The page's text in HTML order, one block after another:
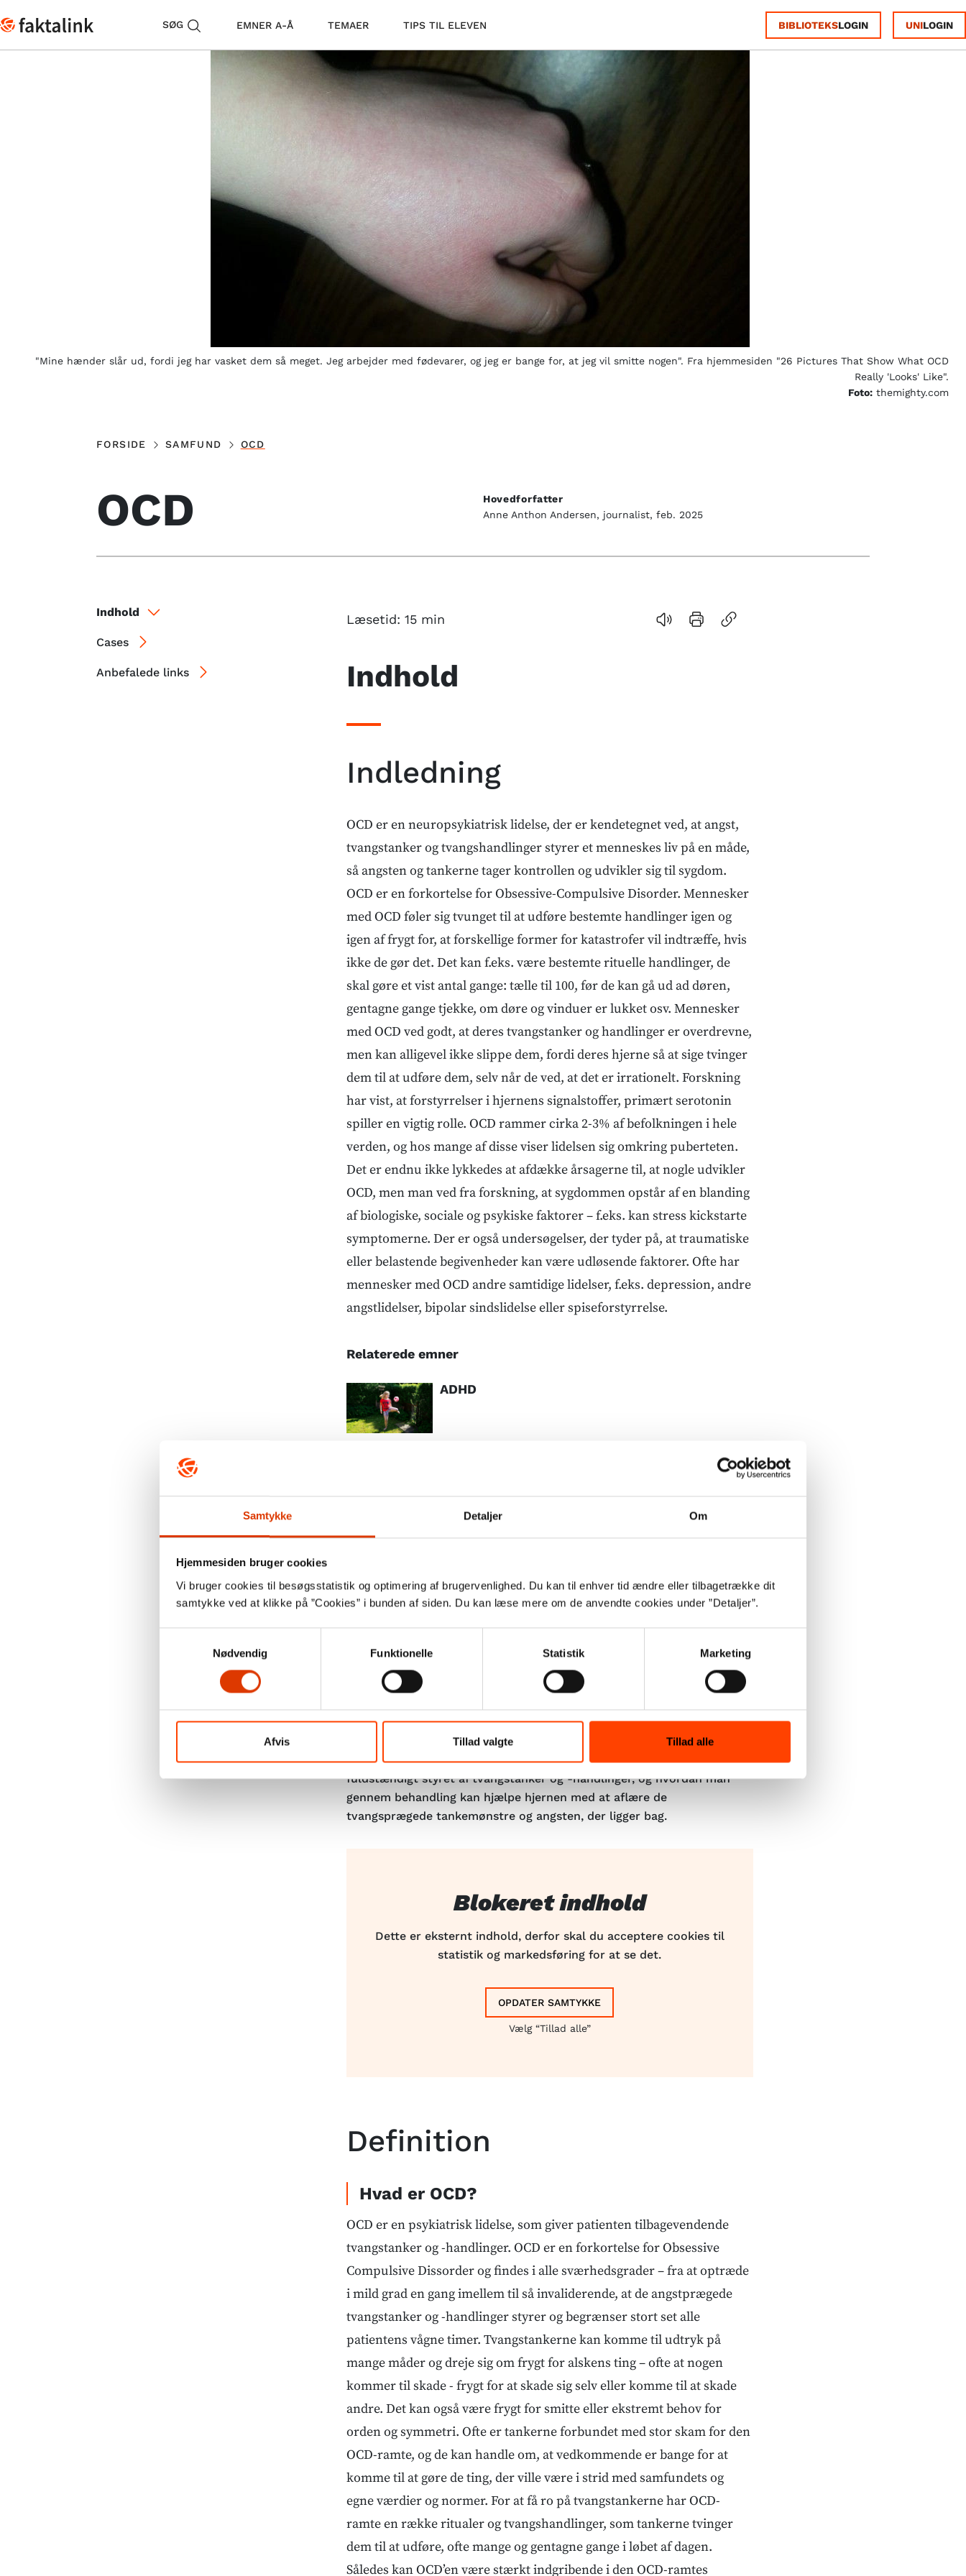
Samtykke Detaljer Om
Hjemmesiden bruger cookies
Vi bruger cookies til besøgsstatistik og optimering af brugervenlighed. Du kan til enhver tid ændre eller tilbagetrække dit
samtykke ved at klikke på ”Cookies” i bunden af siden. Du kan læse mere om de anvendte cookies under ”Detaljer”.
Nødvendig
Funktionelle Statistik Marketing
Afvis Tillad valgte Tillad alle
SØG EMNER A-Å TEMAER TIPS TIL ELEVEN BIBLIOTEKS UNI
"Mine hænder slår ud, fordi jeg har vasket dem så meget. Jeg arbejder med fødevarer, og jeg er bange for, at jeg vil smitte nogen". Fra hjemmesiden "26 Pictures That Show What OCD
Really 'Looks' Like".
Foto: themighty.com
FORSIDE SAMFUND OCD
OCD
Hovedforfatter
Anne Anthon Andersen, journalist, feb. 2025
Indhold
Cases
Anbefalede links
Læsetid: 15min
Indhold
Indledning
OCD er en neuropsykiatrisk lidelse, der er kendetegnet ved, at angst,
tvangstanker og tvangshandlinger styrer et menneskes liv på en måde,
så angsten og tankerne tager kontrollen og udvikler sig til sygdom.
OCD er en forkortelse for Obsessive-Compulsive Disorder. Mennesker
med OCD føler sig tvunget til at udføre bestemte handlinger igen og
igen af frygt for, at forskellige former for katastrofer vil indtræffe, hvis
ikke de gør det. Det kan f.eks. være bestemte rituelle handlinger, de
skal gøre et vist antal gange: tælle til 100, før de kan gå ud ad døren,
gentagne gange tjekke, om døre og vinduer er lukket osv. Mennesker
med OCD ved godt, at deres tvangstanker og handlinger er overdrevne,
men kan alligevel ikke slippe dem, fordi deres hjerne så at sige tvinger
dem til at udføre dem, selv når de ved, at det er irrationelt. Forskning
har vist, at forstyrrelser i hjernens signalstoffer, primært serotonin
spiller en vigtig rolle. OCD rammer cirka 2-3% af befolkningen i hele
verden, og hos mange af disse viser lidelsen sig omkring puberteten.
Det er endnu ikke lykkedes at afdække årsagerne til, at nogle udvikler
OCD, men man ved fra forskning, at sygdommen opstår af en blanding
af biologiske, sociale og psykiske faktorer – f.eks. kan stress kickstarte
symptomerne. Der er også undersøgelser, der tyder på, at traumatiske
eller belastende begivenheder kan være udløsende faktorer. Ofte har
mennesker med OCD andre samtidige lidelser, f.eks. depression, andre
angstlidelser, bipolar sindslidelse eller spiseforstyrrelse.
Relaterede emner
ADHD
Angst
Stress
Sådan føles det at have ægte OCD
Videoen forklarer, hvordan og hvorfor mennesker med OCD føler sig
fuldstændigt styret af tvangstanker og -handlinger, og hvordan man
gennem behandling kan hjælpe hjernen med at aflære de
tvangsprægede tankemønstre og angsten, der ligger bag.
Blokeret indhold
Dette er eksternt indhold, derfor skal du acceptere cookies til
statistik og markedsføring for at se det.
OPDATER SAMTYKKE
Vælg “Tillad alle”
Definition
Hvad er OCD?
OCD er en psykiatrisk lidelse, som giver patienten tilbagevendende
tvangstanker og -handlinger. OCD er en forkortelse for Obsessive
Compulsive Dissorder og findes i alle sværhedsgrader – fra at optræde
i mild grad en gang imellem til så invaliderende, at de angstprægede
tvangstanker og -handlinger styrer og begrænser stort set alle
patientens vågne timer. Tvangstankerne kan komme til udtryk på
mange måder og dreje sig om frygt for alskens ting – ofte at nogen
kommer til skade - frygt for at skade sig selv eller komme til at skade
andre. Det kan også være frygt for smitte eller ekstremt behov for
orden og symmetri. Ofte er tankerne forbundet med stor skam for den
OCD-ramte, og de kan handle om, at vedkommende er bange for at
komme til at gøre de ting, der ville være i strid med samfundets og
egne værdier og normer. For at få ro på tvangstankerne har OCD-
ramte en række ritualer og tvangshandlinger, som tankerne tvinger
dem til at udføre, ofte mange og gentagne gange i løbet af dagen.
Således kan OCD’en være stærkt indgribende i den OCD-ramtes